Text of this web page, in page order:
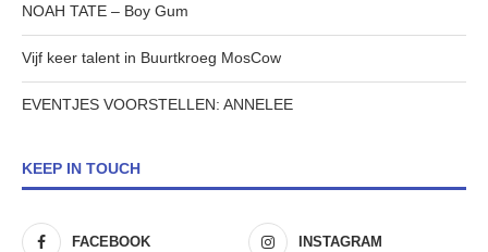
NOAH TATE – Boy Gum
Vijf keer talent in Buurtkroeg MosCow
EVENTJES VOORSTELLEN: ANNELEE
KEEP IN TOUCH
FACEBOOK INSTAGRAM